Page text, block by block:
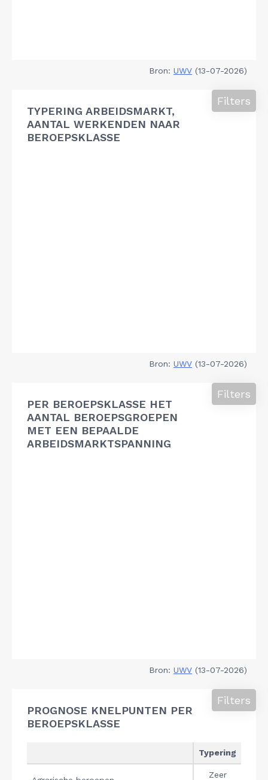
Bron: UWV (13-07-2026)
TYPERING ARBEIDSMARKT,
AANTAL WERKENDEN NAAR
BEROEPSKLASSE
Filters
Bron: UWV (13-07-2026)
PER BEROEPSKLASSE HET
AANTAL BEROEPSGROEPEN
MET EEN BEPAALDE
ARBEIDSMARKTSPANNING
Filters
Bron: UWV (13-07-2026)
PROGNOSE KNELPUNTEN PER
BEROEPSKLASSE
Filters